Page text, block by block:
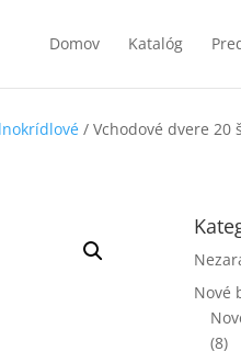
Domov Katalóg
/ Vchodové dvere 20
Nové
(8)